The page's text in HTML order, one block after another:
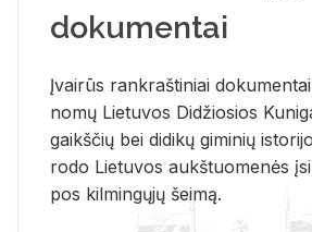
dokumentai
Įvai­rūs rank­raš­ti­niai
no­mų Lie­tu­vos Di­džio­sios
gaikš­čių bei di­di­kų gi­mi­nių
ro­do Lie­tu­vos aukš­tuo­me­nės
pos kil­min­gų­jų šei­mą.